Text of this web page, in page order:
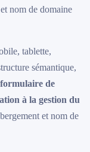
nom de domaine
tablette,
sémantique,
formulaire de
à la gestion du
et nom de